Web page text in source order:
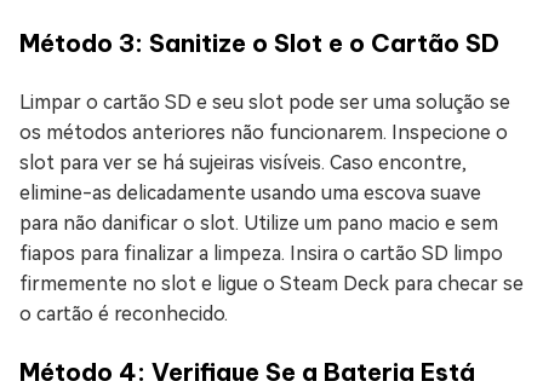
Método 3: Sanitize o Slot e o Cartão SD
Limpar o cartão SD e seu slot pode ser uma solução se
os métodos anteriores não funcionarem. Inspecione o
slot para ver se há sujeiras visíveis. Caso encontre,
elimine-as delicadamente usando uma escova suave
para não danificar o slot. Utilize um pano macio e sem
fiapos para finalizar a limpeza. Insira o cartão SD limpo
firmemente no slot e ligue o Steam Deck para checar se
o cartão é reconhecido.
Método 4: Verifique Se a Bateria Está